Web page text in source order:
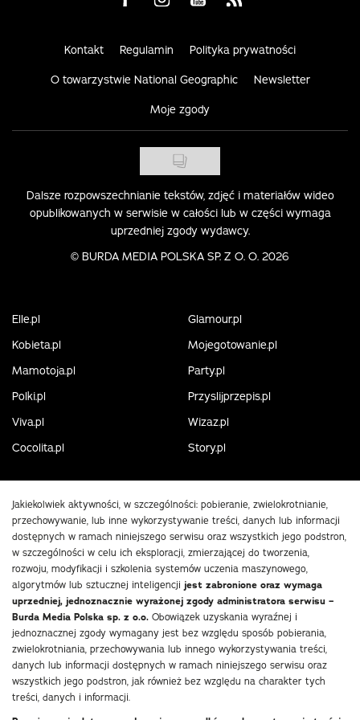
Kontakt Regulamin Polityka prywatności
O towarzystwie National Geographic Newsletter
Moje zgody
Dalsze rozpowszechnianie tekstów, zdjęć i materiałów wideo
opublikowanych w serwisie w całości lub w części wymaga
uprzedniej zgody wydawcy.
© BURDA MEDIA POLSKA SP. Z O. O. 2026
Elle.pl
Glamour.pl
Kobieta.pl
Mojegotowanie.pl
Mamotoja.pl
Party.pl
Polki.pl
Przyslijprzepis.pl
Viva.pl
Wizaz.pl
Cocolita.pl
Story.pl
Jakiekolwiek aktywności, w szczególności: pobieranie, zwielokrotnianie,
przechowywanie, lub inne wykorzystywanie treści, danych lub informacji
dostępnych w ramach niniejszego serwisu oraz wszystkich jego podstron,
w szczególności w celu ich eksploracji, zmierzającej do tworzenia,
rozwoju, modyfikacji i szkolenia systemów uczenia maszynowego,
algorytmów lub sztucznej inteligencji jest zabronione oraz wymaga
uprzedniej, jednoznacznie wyrażonej zgody administratora serwisu –
Burda Media Polska sp. z o.o. Obowiązek uzyskania wyraźnej i
jednoznacznej zgody wymagany jest bez względu sposób pobierania,
zwielokrotniania, przechowywania lub innego wykorzystywania treści,
danych lub informacji dostępnych w ramach niniejszego serwisu oraz
wszystkich jego podstron, jak również bez względu na charakter tych
treści, danych i informacji.